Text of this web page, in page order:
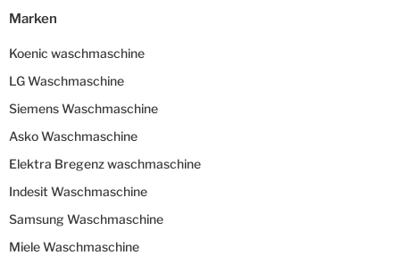
Marken
Koenic waschmaschine
LG Waschmaschine
Siemens Waschmaschine
Asko Waschmaschine
Elektra Bregenz waschmaschine
Indesit Waschmaschine
Samsung Waschmaschine
Miele Waschmaschine